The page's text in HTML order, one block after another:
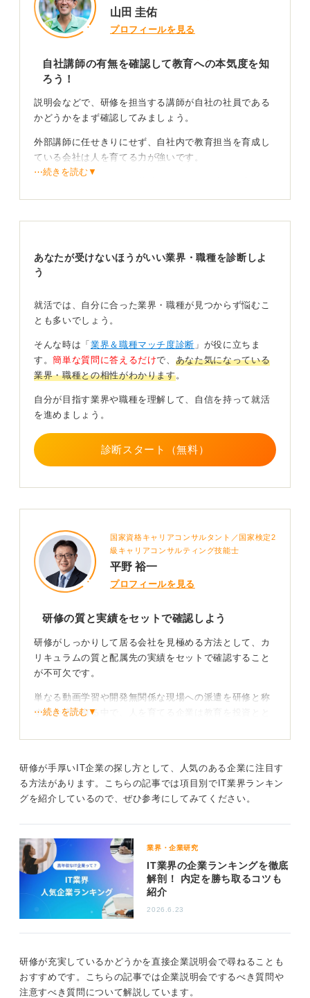
山田 圭佑
プロフィールを見る
自社講師の有無を確認して教育への本気度を知
ろう！
説明会などで、研修を担当する講師が自社の社員である
かどうかをまず確認してみましょう。
外部講師に任せきりにせず、自社内で教育担当を育成し
ている会社は人を育てる力が強いです。
研修内容がどの程度の頻度でアップデートされているか
を聞くことも、非常に有効な手段です。
変化の激しい業界で古い技術を教えていないか、最新の
動向を取り入れているかを判断します。
また研修をパスするための合格基準が明確にあるかを確
認し、成長の道筋を把握しましょう。
⋯続きを読む▼
あなたが受けないほうがいい業界・職種を診断しよ
う
就活では、自分に合った業界・職種が見つからず悩むこ
とも多いでしょう。
そんな時は「 業界＆職種マッチ度診断 」が役に立ちま
す。簡単な質問に答えるだけで、 あなた気になっている
業界・職種との相性がわかります。
自分が目指す業界や職種を理解して、自信を持って就活
を進めましょう。
診断スタート（無料）
国家資格キャリアコンサルタント／国家検定2
級キャリアコンサルティング技能士
平野 裕一
プロフィールを見る
研修の質と実績をセットで確認しよう
研修がしっかりして居る会社を見極める方法として、カ
リキュラムの質と配属先の実績をセットで確認すること
が不可欠です。
単なる動画学習や開発無関係な現場への派遣を研修と称
する企業が有る中で、人を育てる企業は教育を投資とと
2つ配属先が具体的か、3つ未経験者のキャリア事例があ
るかの3点を確認しましょう。
逆質問で「研修修了時点で何が出来る様になっている想
定か」を問い「現場で学ぶ」「やる気次第」と言った曖
昧な回答が返って来る場合は注意が必要です。
本当に人を育てる会社は教育を投資として言語化出来る
ため、その思想を基準に見極めることが重要です。
⋯続きを読む▼
研修が手厚いIT企業の探し方として、人気のある企業に注目す
る方法があります。こちらの記事では項目別でIT業界ランキン
グを紹介しているので、ぜひ参考にしてみてください。
業界・企業研究
IT業界の企業ランキングを徹底
解剖！ 内定を勝ち取るコツも
紹介
2026.6.23
研修が充実しているかどうかを直接企業説明会で尋ねることも
おすすめです。こちらの記事では企業説明会でするべき質問や
注意すべき質問について解説しています。